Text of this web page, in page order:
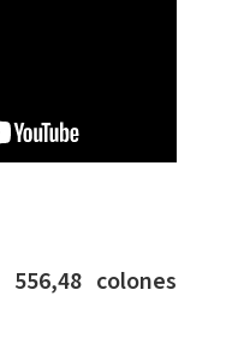
556,48 colones